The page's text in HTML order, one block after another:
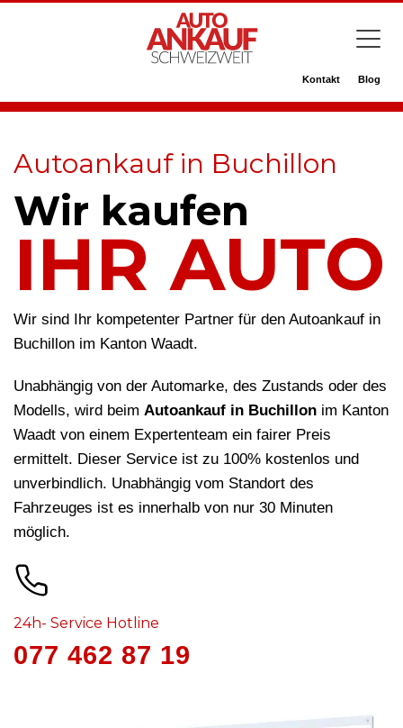
Kontakt Blog
Autoankauf in Buchillon
Wir kaufen
IHR AUTO
Wir sind Ihr kompetenter Partner für den Autoankauf in
Buchillon im Kanton Waadt.
Unabhängig von der Automarke, des Zustands oder des
Modells, wird beim Autoankauf in Buchillon im Kanton
Waadt von einem Expertenteam ein fairer Preis
ermittelt. Dieser Service ist zu 100% kostenlos und
unverbindlich. Unabhängig vom Standort des
Fahrzeuges ist es innerhalb von nur 30 Minuten
möglich.
24h- Service Hotline
077 462 87 19